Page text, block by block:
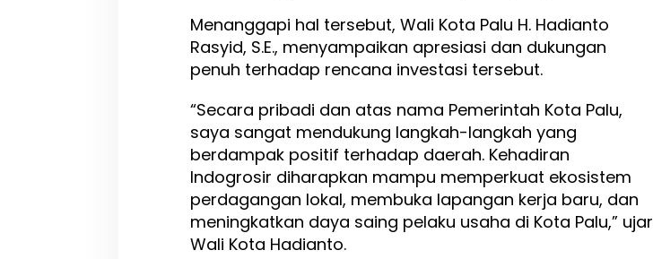
Menanggapi hal tersebut, Wali Kota Palu H. Hadianto
Rasyid, S.E., menyampaikan apresiasi dan dukungan
penuh terhadap rencana investasi tersebut.
“Secara pribadi dan atas nama Pemerintah Kota Palu,
saya sangat mendukung langkah-langkah yang
berdampak positif terhadap daerah. Kehadiran
Indogrosir diharapkan mampu memperkuat ekosistem
perdagangan lokal, membuka lapangan kerja baru, dan
meningkatkan daya saing pelaku usaha di Kota Palu,” ujar
Wali Kota Hadianto.